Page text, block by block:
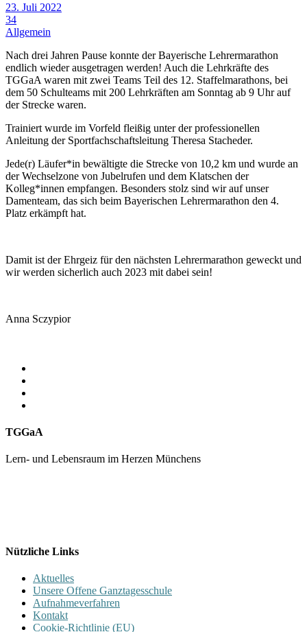
23. Juli 2022
34
Allgemein
Nach drei Jahren Pause konnte der Bayerische Lehrermarathon
endlich wieder ausgetragen werden! Auch die Lehrkräfte des
TGGaA waren mit zwei Teams Teil des 12. Staffelmarathons, bei
dem 50 Schulteams mit 200 Lehrkräften am Sonntag ab 9 Uhr auf
der Strecke waren.
Trainiert wurde im Vorfeld fleißig unter der professionellen
Anleitung der Sportfachschaftsleitung Theresa Stacheder.
Jede(r) Läufer*in bewältigte die Strecke von 10,2 km und wurde an
der Wechselzone von Jubelrufen und dem Klatschen der
Kolleg*innen empfangen. Besonders stolz sind wir auf unser
Damenteam, das sich beim Bayerischen Lehrermarathon den 4.
Platz erkämpft hat.
Damit ist der Ehrgeiz für den nächsten Lehrermarathon geweckt und
wir werden sicherlich auch 2023 mit dabei sein!
Anna Sczypior
TGGaA
Lern- und Lebensraum im Herzen Münchens
Nützliche Links
Aktuelles
Unsere Offene Ganztagesschule
Aufnahmeverfahren
Kontakt
Cookie-Richtlinie (EU)